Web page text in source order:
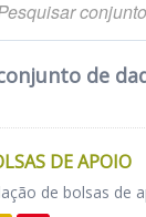
de
DE APOIO
de bolsas de